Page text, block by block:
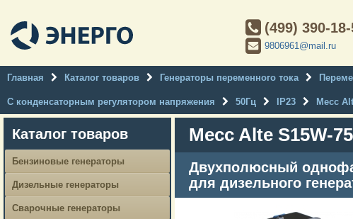
(499) 390-
9806961@mail.ru
Главная Каталог товаров Генераторы переменного тока
С конденсаторным регулятором напряжения 50Гц IP23 Mecc
Каталог товаров
Бензиновые генераторы
Дизельные генераторы
Сварочные генераторы
Mecc Alte S15W-75
Двухполюсный
для дизельного